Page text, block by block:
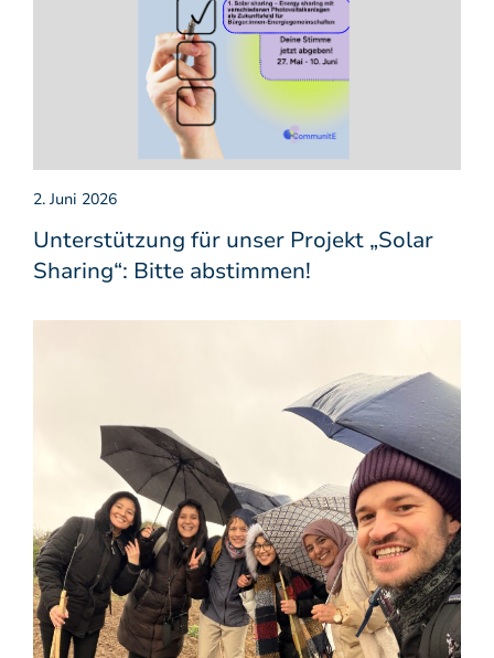
2. Juni 2026
Unterstützung für unser Projekt „Solar
Sharing“: Bitte abstimmen!